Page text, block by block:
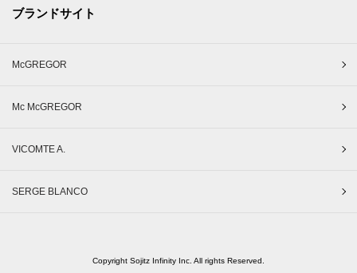
ブランドサイト
McGREGOR
Mc McGREGOR
VICOMTE A.
SERGE BLANCO
Copyright Sojitz Infinity Inc. All rights Reserved.